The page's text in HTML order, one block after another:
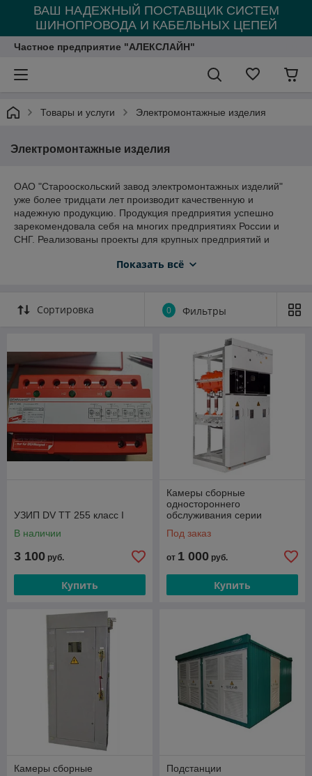
ВАШ НАДЕЖНЫЙ ПОСТАВЩИК СИСТЕМ
ШИНОПРОВОДА И КАБЕЛЬНЫХ ЦЕПЕЙ
Частное предприятие "АЛЕКСЛАЙН"
Товары и услуги Электромонтажные изделия
Электромонтажные изделия
ОАО "Старооскольский завод электромонтажных изделий"
уже более тридцати лет производит качественную и
надежную продукцию. Продукция предприятия успешно
зарекомендовала себя на многих предприятиях России и
СНГ. Реализованы проекты для крупных предприятий и
Агрохолдинг, АвтоВАЗ, КАМАЗ, Россельмаш, Байконур,
Высоковольтные комплектные устройства:
Электромонтажные изделия (лотки, прижимы, анкера, ящики
протяжные, стойки, профиля и др.).
Показать всё
Сортировка 0 Фильтры
УЗИП DV TT 255 класс I
В наличии
3 100 руб.
Купить
Камеры сборные
одностороннего
обслуживания серии
Под заказ
от 1 000 руб.
Купить
Камеры сборные
Подстанции